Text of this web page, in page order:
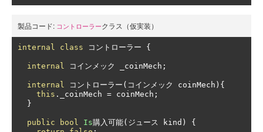
製品コード: コントローラークラス（仮実装）
internal class コントローラー {
internal コインメック _coinMech ;
internal コントローラー(コインメック coinMech ){
this . _coinMech = coinMech ;
}
public bool Is購入可能(ジュース kind )
{